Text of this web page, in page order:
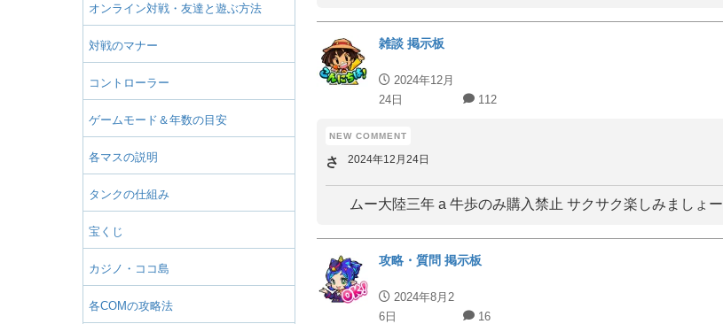
オンライン対戦・友達と遊ぶ方法
対戦のマナー
コントローラー
ゲームモード＆年数の目安
各マスの説明
タンクの仕組み
宝くじ
カジノ・ココ島
各COMの攻略法
雑談 掲示板
2024年12月
24日
112
さ 2024年12月24日
ムー大陸三年 a 牛歩のみ購入禁止 サクサク楽しみましょー
攻略・質問 掲示板
2024年8月2
6日
16